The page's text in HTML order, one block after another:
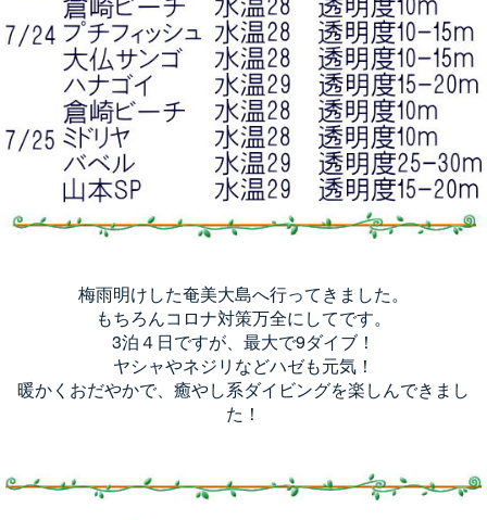
梅雨明けした奄美大島へ行ってきました。
もちろんコロナ対策万全にしてです。
3泊４日ですが、最大で9ダイブ！
ヤシャやネジリなどハゼも元気！
暖かくおだやかで、癒やし系ダイビングを楽しんできまし
た！